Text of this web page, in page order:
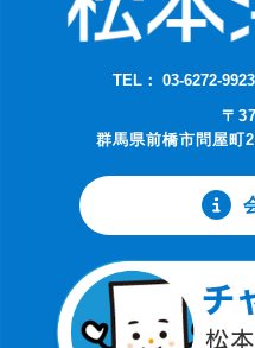
TEL： 03-6272-9923
〒
群馬県前橋市問屋町